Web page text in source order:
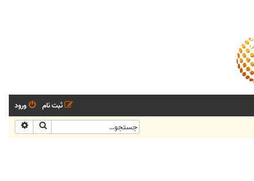
ورود
ثبت نام
جستجو